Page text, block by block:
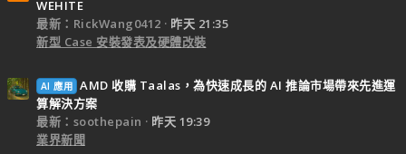
WEHITE
最新：RickWang0412
昨天 21:35
新型 Case 安裝發表及硬體改裝
AI 應用 AMD 收購 Taalas，為快速成長的 AI 推論市場帶來先進運
算解決方案
最新：soothepain
昨天 19:39
業界新聞